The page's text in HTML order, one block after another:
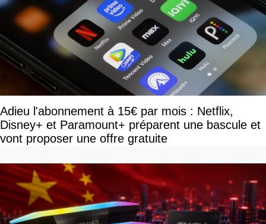
Adieu l'abonnement à 15€ par mois : Netflix,
Disney+ et Paramount+ préparent une bascule et
vont proposer une offre gratuite